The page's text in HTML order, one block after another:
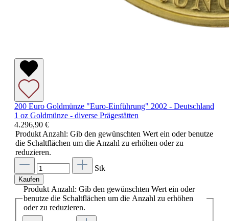
200 Euro Goldmünze "Euro-Einführung" 2002 - Deutschland
1 oz Goldmünze - diverse Prägestätten
4.296,90 €
Produkt Anzahl: Gib den gewünschten Wert ein oder benutze
die Schaltflächen um die Anzahl zu erhöhen oder zu
reduzieren.
Stk
Kaufen
Produkt Anzahl: Gib den gewünschten Wert ein oder
benutze die Schaltflächen um die Anzahl zu erhöhen
oder zu reduzieren.